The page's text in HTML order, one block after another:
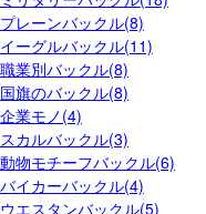
プレーンバックル(8)
イーグルバックル(11)
職業別バックル(8)
国旗のバックル(8)
企業モノ(4)
スカルバックル(3)
動物モチーフバックル(6)
バイカーバックル(4)
ウエスタンバックル(5)